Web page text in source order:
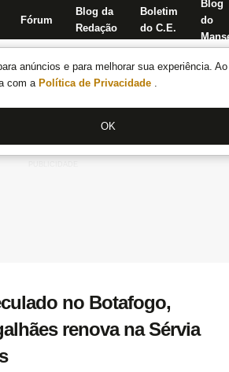
anúncios e para melhorar sua experiência.
com a Política de Privacidade .
OK
Fórum
Blog da
Redação
Boletim
do C.E.
Blog
do
no Botafogo,
renova na Sérvia